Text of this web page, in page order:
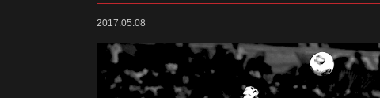
2017.05.08